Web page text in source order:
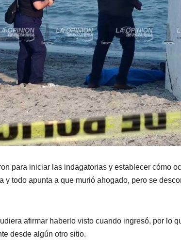
para iniciar las indagatorias y establecer cómo
y todo apunta a que murió ahogado, pero se
afirmar haberlo visto cuando ingresó, por lo
desde algún otro sitio.